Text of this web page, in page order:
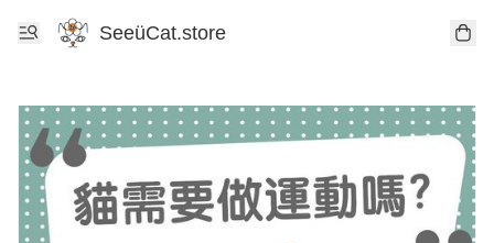
SeeüCat.store